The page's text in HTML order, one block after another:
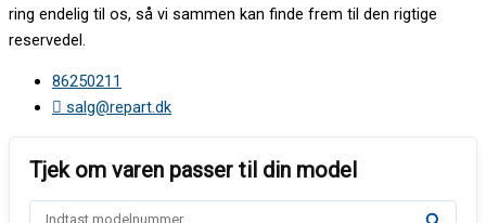
ring endelig til os, så vi sammen kan finde frem til den rigtige
reservedel.
86250211
salg@repart.dk